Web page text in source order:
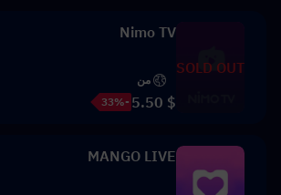
SOLD OUT
Nimo TV
من
$ 5.50
-33%
MANGO LIVE